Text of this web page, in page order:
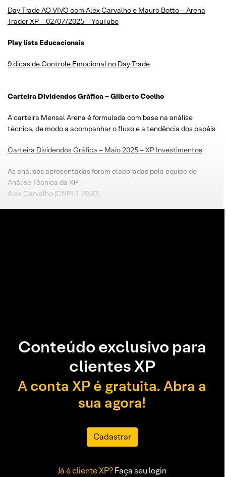
Day Trade AO VIVO com Alex Carvalho e Mauro Botto – Arena
Trader XP – 02/07/2025 – YouTube
Play lists Educacionais
9 dicas de Controle Emocional no Day Trade
Carteira Dividendos Gráfica – Gilberto Coelho
A carteira Mensal Arena é formulada com base na análise
técnica, de modo a acompanhar o fluxo e a tendência dos papéis
Carteira Dividendos Gráfica – Maio 2025 – XP Investimentos
As análises apresentadas foram elaboradas pela equipe de
Análise Técnica da XP
Alex Carvalho (CNPI-T 7950).
Conteúdo exclusivo para
clientes XP
A conta XP é gratuita. Abra a
sua agora!
Cadastrar
Já é cliente XP?Faça seu login